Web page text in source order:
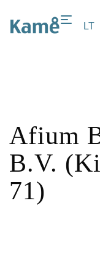
LT
EN
Afium
B.V.
71)